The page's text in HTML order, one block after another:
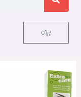
0
Cart